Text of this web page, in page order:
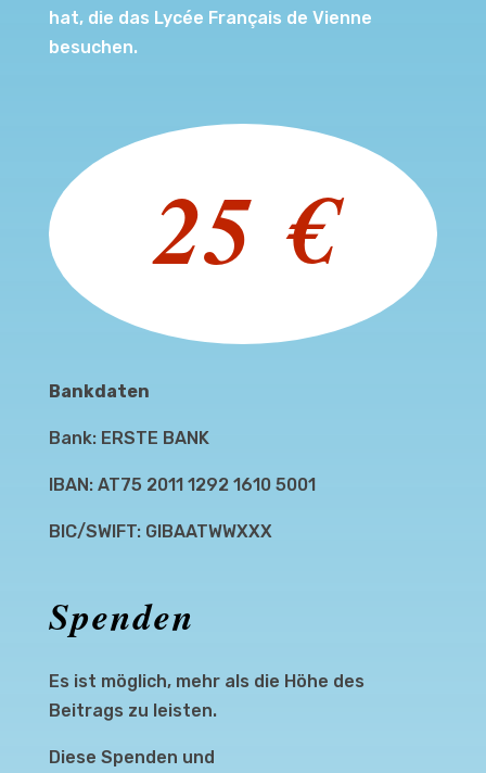
hat, die das Lycée Français de Vienne
besuchen.
25 €
Bankdaten
Bank: ERSTE BANK
IBAN: AT75 2011 1292 1610 5001
BIC/SWIFT: GIBAATWWXXX
Spenden
Es ist möglich, mehr als die Höhe des
Beitrags zu leisten.
Diese Spenden und